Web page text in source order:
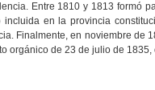
Entre 1810 y 1813 formó
incluida en la provincia
Finalmente, en noviembre de
orgánico de 23 de julio de